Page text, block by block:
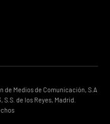
Medios de Comunicación, S.A
S.S. de los Reyes, Madrid.